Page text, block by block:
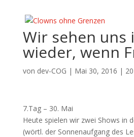
Wir sehen uns
wieder, wenn
von dev-COG | Mai 30, 2016 |
7.Tag – 30. Mai
Heute spielen wir zwei Shows in
(wörtl. der Sonnenaufgang des